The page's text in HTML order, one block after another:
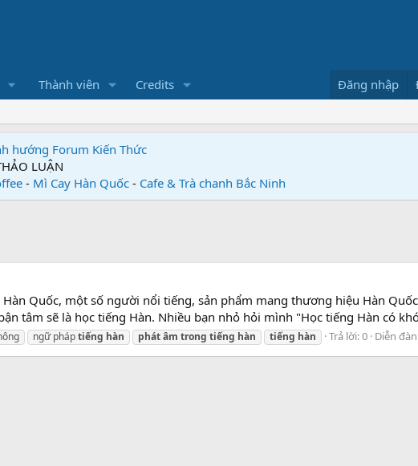
Thành viên Credits Đăng nhập
hướng Forum Kiến Thức
LUẬN
- Mì Cay Hàn Quốc - Cafe & Trà chanh Bắc Ninh
Quốc, một số người nổi tiếng, sản phẩm mang thương hiệu Hàn
tâm sẽ là học tiếng Hàn. Nhiều bạn nhỏ hỏi mình "Học tiếng Hàn có
ngữ pháptiếng hàn phátâm trong tiếng hàn tiếng hàn Trả lời: 0 Diễn